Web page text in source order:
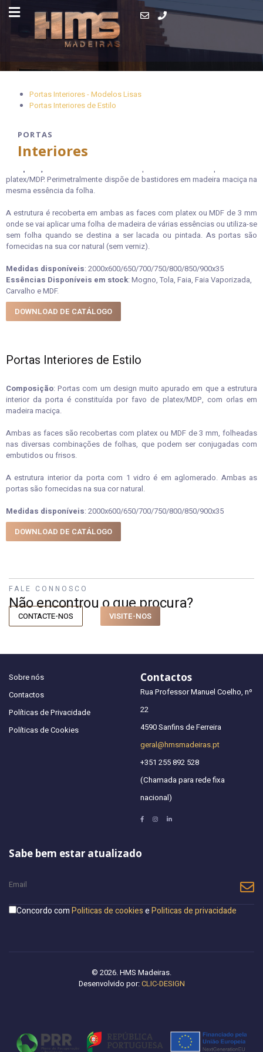
PORTAS
Interiores
Portas Interiores - Modelos Lisas
Portas Interiores de Estilo
Portas - Modelo Lisas
Composição
: A estrutura interior da porta é constituída por favo de
platex/MDP. Perimetralmente dispõe de bastidores em madeira maciça na
mesma essência da folha.
A estrutura é recoberta em ambas as faces com platex ou MDF de 3 mm
onde se vai aplicar uma folha de madeira de várias essências ou utiliza-se
sem folha quando se destina a ser lacada ou pintada. As portas são
fornecidas na sua cor natural (sem verniz).
Medidas disponíveis: 2000x600/650/700/750/800/850/900x35
Essências Disponíveis em stock: Mogno, Tola, Faia, Faia Vaporizada,
Carvalho e MDF.
DOWNLOAD DE CATÁLOGO
Portas Interiores de Estilo
Composição: Portas com um design muito apurado em que a estrutura
interior da porta é constituída por favo de platex/MDP, com orlas em
madeira maciça.
Ambas as faces são recobertas com platex ou MDF de 3 mm, folheadas
nas diversas combinações de folhas, que podem ser conjugadas com
embutidos ou frisos.
A estrutura interior da porta com 1 vidro é em aglomerado. Ambas as
portas são fornecidas na sua cor natural.
Medidas disponíveis: 2000x600/650/700/750/800/850/900x35
DOWNLOAD DE CATÁLOGO
FALE CONNOSCO
Não encontrou o que procura?
CONTACTE-NOS VISITE-NOS
Sobre nós
Contactos
Políticas de Privacidade
Políticas de Cookies
Contactos
Rua Professor Manuel Coelho, nº
22
4590 Sanfins de Ferreira
geral@hmsmadeiras.pt
+351 255 892 528
(Chamada para rede fixa
nacional)
Sabe bem estar atualizado
Concordo comPoliticas de cookiesePoliticas de privacidade
© 2026. HMS Madeiras.
Desenvolvido por:CLIC-DESIGN